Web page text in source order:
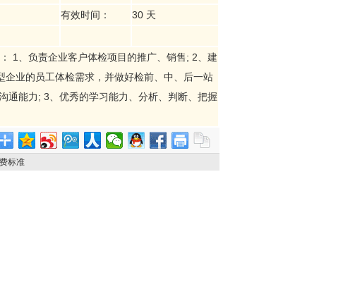
有效时间：
30 天
1、负责企业客户体检项目的推广、销售; 2、建
业的员工体检需求，并做好检前、中、后一站
通能力; 3、优秀的学习能力、分析、判断、把握
标准